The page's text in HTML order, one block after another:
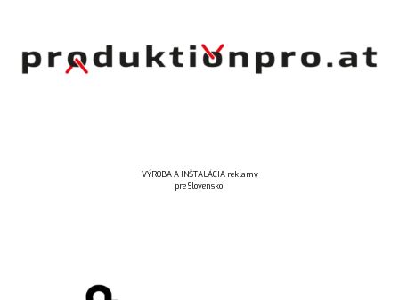
VÝROBA A INŠTALÁCIA reklamy
pre Slovensko.